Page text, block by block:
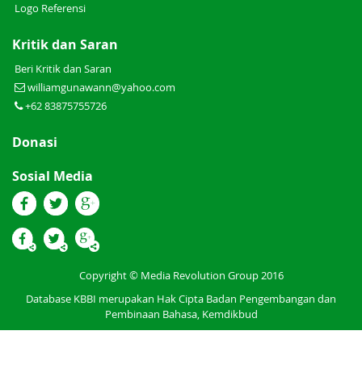
Logo Referensi
Kritik dan Saran
Beri Kritik dan Saran
williamgunawann@yahoo.com
+62 83875755726
Donasi
Sosial Media
Copyright © Media Revolution Group 2016
Database KBBI merupakan Hak Cipta Badan Pengembangan dan
Pembinaan Bahasa, Kemdikbud